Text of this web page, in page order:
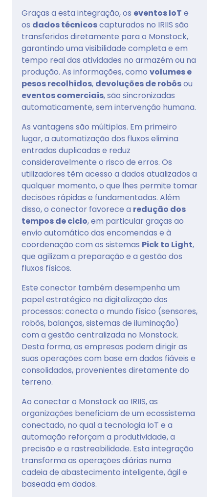
Graças a esta integração, os eventos IoT e
os dados técnicoscapturados no IRIIS são
transferidos diretamente para o Monstock,
garantindo uma visibilidade completa e em
tempo real das atividades no armazém ou na
produção. As informações, como volumes e
pesos recolhidos, devoluções de robôsou
eventos comerciais, são sincronizadas
automaticamente, sem intervenção humana.
As vantagens são múltiplas. Em primeiro
lugar, a automatização dos fluxos elimina
entradas duplicadas e reduz
consideravelmente o risco de erros. Os
utilizadores têm acesso a dados atualizados a
qualquer momento, o que lhes permite tomar
decisões rápidas e fundamentadas. Além
disso, o conector favorece a redução dos
tempos de ciclo, em particular graças ao
envio automático das encomendas e à
coordenação com os sistemas Pick to Light,
que agilizam a preparação e a gestão dos
fluxos físicos.
Este conector também desempenha um
papel estratégico na digitalização dos
processos: conecta o mundo físico (sensores,
robôs, balanças, sistemas de iluminação)
com a gestão centralizada no Monstock.
Desta forma, as empresas podem dirigir as
suas operações com base em dados fiáveis e
consolidados, provenientes diretamente do
terreno.
Ao conectar o Monstock ao IRIIS, as
organizações beneficiam de um ecossistema
conectado, no qual a tecnologia IoT e a
automação reforçam a produtividade, a
precisão e a rastreabilidade. Esta integração
transforma as operações diárias numa
cadeia de abastecimento inteligente, ágil e
baseada em dados.